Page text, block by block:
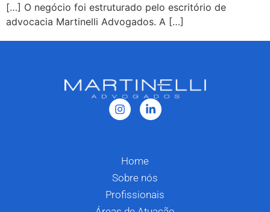
[…] O negócio foi estruturado pelo escritório de
advocacia Martinelli Advogados. A […]
Home
Sobre nós
Profissionais